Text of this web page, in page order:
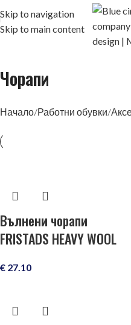
Skip to navigation
Skip to main content
Чорапи
Начало Работни обувки
Вълнени чорапи
FRISTADS HEAVY WOOL
€ 27.10